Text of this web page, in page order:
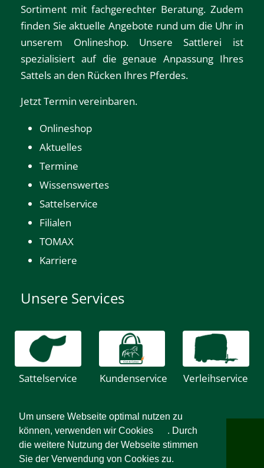
Um unsere Webseite optimal nutzen zu
können, verwenden wir Cookies
. Durch
die weitere Nutzung der Webseite stimmen
Sie der Verwendung von Cookies zu.
Sortiment mit fachgerechter Beratung. Zudem
finden Sie aktuelle Angebote rund um die Uhr in
unserem Onlineshop. Unsere Sattlerei ist
spezialisiert auf die genaue Anpassung Ihres
Sattels an den Rücken Ihres Pferdes.
Jetzt Termin vereinbaren.
Onlineshop
Aktuelles
Termine
Wissenswertes
Sattelservice
Filialen
TOMAX
Karriere
Unsere Services
Sattelservice Kundenservice Verleihservice
Impressum- Datenschutz-Sitemap-AGB Widerrufsrecht
Sie finden uns auch bei: